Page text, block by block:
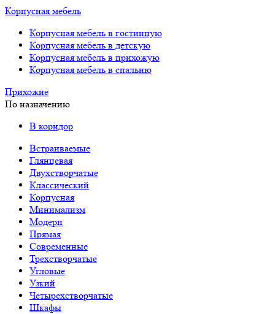
Корпусная мебель
Корпусная мебель в гостинную
Корпусная мебель в детскую
Корпусная мебель в прихожую
Корпусная мебель в спальню
Прихожие
По назначению
В коридор
Встраиваемые
Глянцевая
Двухстворчатые
Классический
Корпусная
Минимализм
Модерн
Прямая
Современные
Трехстворчатые
Угловые
Узкий
Четырехстворчатые
Шкафы